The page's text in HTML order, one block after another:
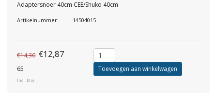
Adaptersnoer 40cm CEE/Shuko 40cm
Artikelnummer: 14504015
€14,30 €12,87
65
Incl. btw
Toevoegen aan winkelwagen